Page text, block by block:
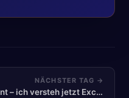
NÄCHSTER TAG →
Tag 28 – Tabellen-Assistent – ich versteh jetzt Excel!